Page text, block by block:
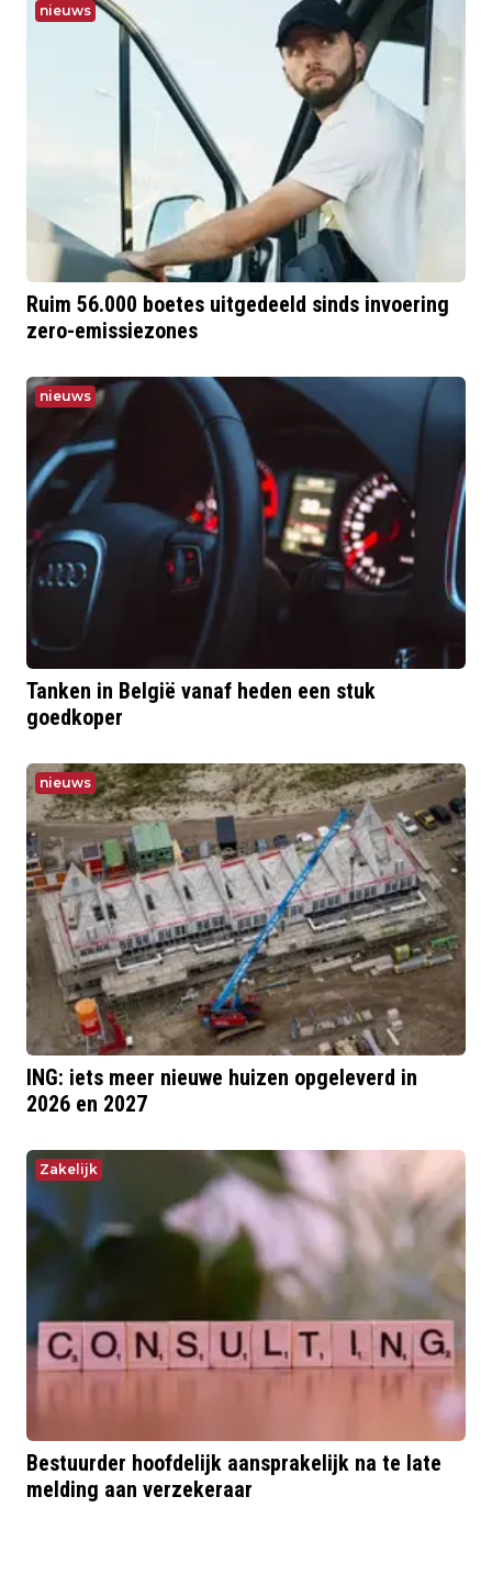
nieuws
Ruim 56.000 boetes uitgedeeld sinds invoering
zero-emissiezones
nieuws
Tanken in België vanaf heden een stuk
goedkoper
nieuws
ING: iets meer nieuwe huizen opgeleverd in
2026 en 2027
Zakelijk
Bestuurder hoofdelijk aansprakelijk na te late
melding aan verzekeraar